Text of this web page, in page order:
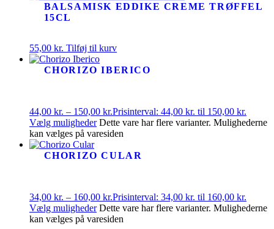
BALSAMISK EDDIKE CREME TRØFFEL
15CL
55,00 kr. Tilføj til kurv
CHORIZO IBERICO
44,00 kr. – 150,00 kr.Prisinterval: 44,00 kr. til 150,00 kr.
Vælg muligheder Dette vare har flere varianter. Mulighederne
kan vælges på varesiden
CHORIZO CULAR
34,00 kr. – 160,00 kr.Prisinterval: 34,00 kr. til 160,00 kr.
Vælg muligheder Dette vare har flere varianter. Mulighederne
kan vælges på varesiden